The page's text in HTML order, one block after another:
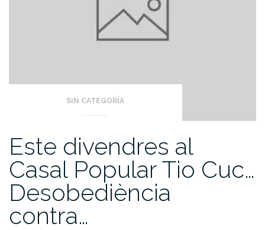
SIN CATEGORÍA
Este divendres al
Casal Popular Tio Cuc…
Desobediència
contra…